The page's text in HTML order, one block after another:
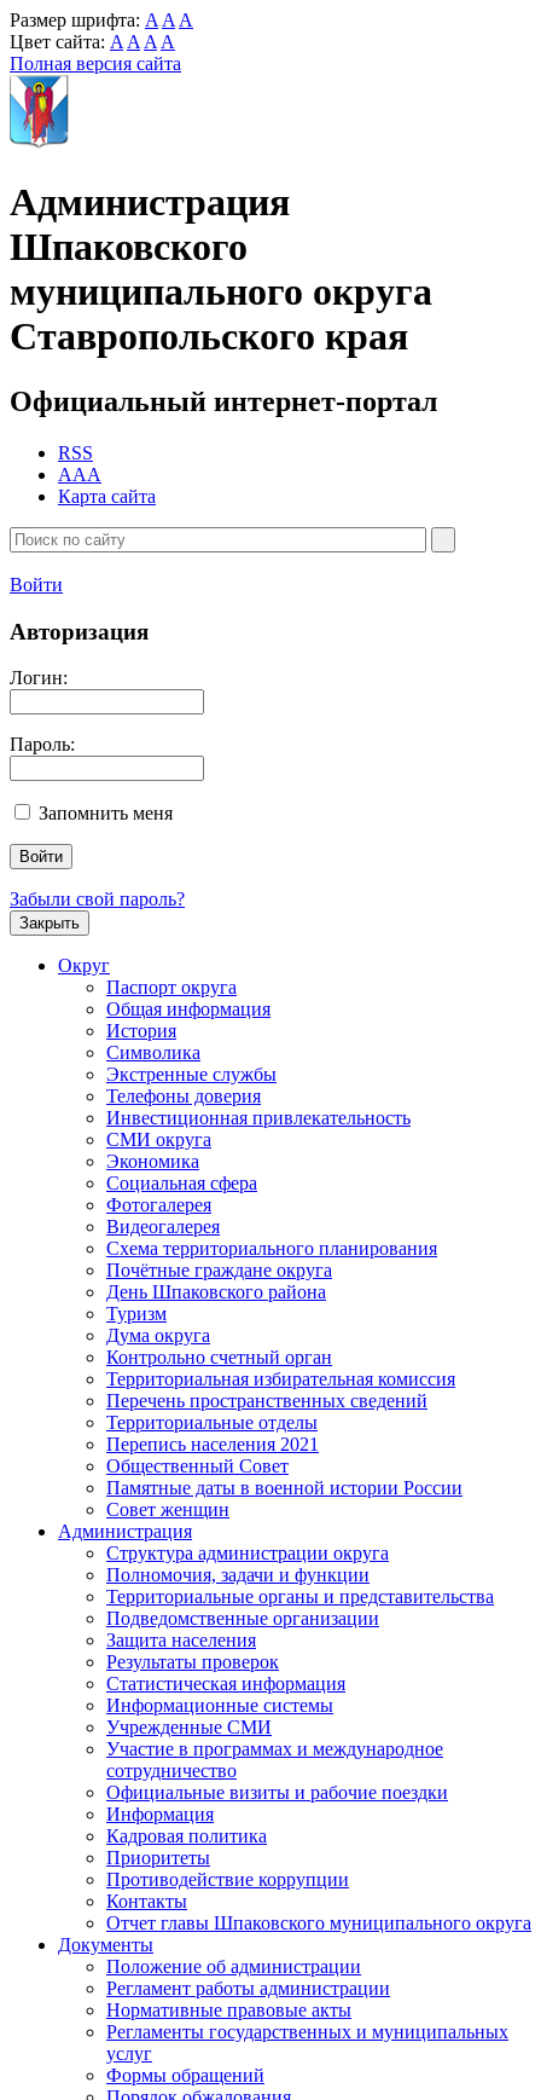
Размер шрифта: A A A
Цвет сайта: A A A A
Полная версия сайта
Администрация
Шпаковского
муниципального округа
Ставропольского края
Официальный интернет-портал
RSS
AAA
Карта сайта
Войти
Авторизация
Логин:
Пароль:
Запомнить меня
Забыли свой пароль?
Закрыть
Округ
Паспорт округа
Общая информация
История
Символика
Экстренные службы
Телефоны доверия
Инвестиционная привлекательность
СМИ округа
Экономика
Социальная сфера
Фотогалерея
Видеогалерея
Схема территориального планирования
Почётные граждане округа
День Шпаковского района
Туризм
Дума округа
Контрольно счетный орган
Территориальная избирательная комиссия
Перечень пространственных сведений
Территориальные отделы
Перепись населения 2021
Общественный Совет
Памятные даты в военной истории России
Совет женщин
Администрация
Структура администрации округа
Полномочия, задачи и функции
Территориальные органы и представительства
Подведомственные организации
Защита населения
Результаты проверок
Статистическая информация
Информационные системы
Учрежденные СМИ
Участие в программах и международное
сотрудничество
Официальные визиты и рабочие поездки
Информация
Кадровая политика
Приоритеты
Противодействие коррупции
Контакты
Отчет главы Шпаковского муниципального округа
Документы
Положение об администрации
Регламент работы администрации
Нормативные правовые акты
Регламенты государственных и муниципальных
услуг
Формы обращений